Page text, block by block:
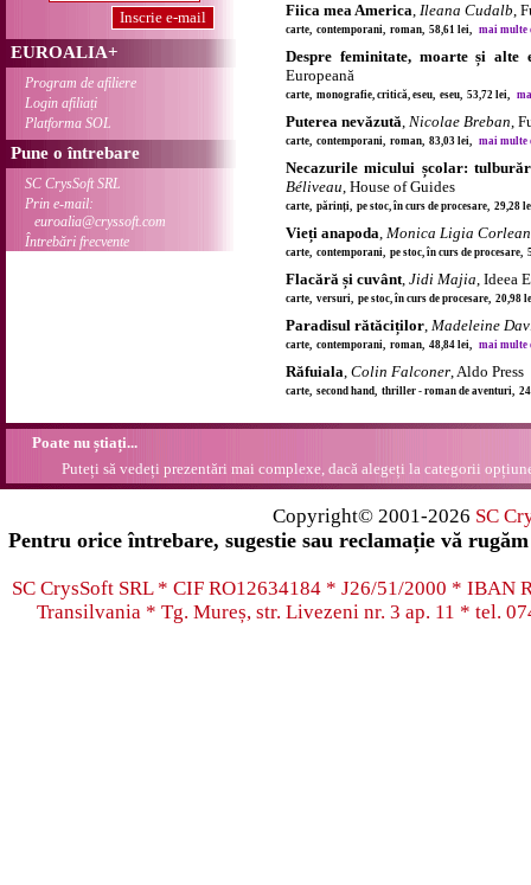
EUROALIA+
Program de afiliere
Login afiliați
Platforma SOL
Pune o întrebare
SC CrysSoft SRL
Prin e-mail:
euroalia@cryssoft.com
Întrebări frecvente
Fiica mea America, Ileana Cudalb,
carte, contemporani, roman, 58,61 lei, mai multe
Despre feminitate, moarte și alte
Europeană
carte, monografie, critică, eseu, eseu, 53,72 lei,
Puterea nevăzută, Nicolae Breban,
carte, contemporani, roman, 83,03 lei, mai multe
Necazurile micului școlar:
Béliveau, House of Guides
carte, părinți, pe stoc, în curs de procesare, 29,28
Vieți anapoda, Monica Ligia
carte, contemporani, pe stoc, în curs de
Flacără și cuvânt, Jidi Majia, Ideea
carte, versuri, pe stoc, în curs de procesare, 20,98
Paradisul rătăciților, Madeleine
carte, contemporani, roman, 48,84 lei, mai multe
Răfuiala, Colin Falconer, Aldo Press
carte, second hand, thriller - roman de aventuri,
Poate nu știați...
Puteți să vedeți prezentări mai complexe, dacă alegeți la categorii
Copyright© 2001-2026 SC
Pentru orice întrebare, sugestie sau reclamație vă
SC CrysSoft SRL * CIF RO12634184 * J26/51/2000 * IBAN
Transilvania * Tg. Mureș, str. Livezeni nr. 3 ap. 11 * tel.